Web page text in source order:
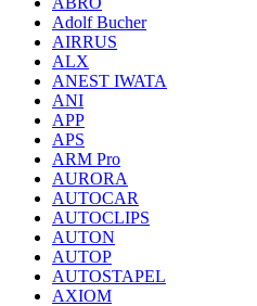
Adolf Bucher
AIRRUS
ALX
ANEST IWATA
ANI
APP
APS
ARM Pro
AURORA
AUTOCAR
AUTOCLIPS
AUTON
AUTOP
AUTOSTAPEL
AXIOM